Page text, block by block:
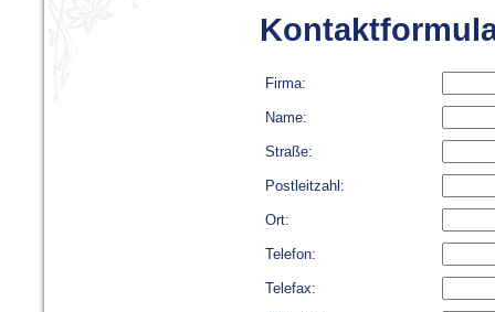
Firma:
Name:
Straße:
Postleitzahl:
Ort:
Telefon:
Telefax: